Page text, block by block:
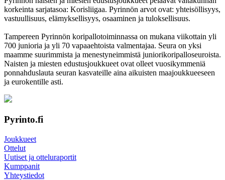
korkeinta sarjatasoa: Korisliigaa. Pyrinnön arvot ovat: yhteisöl­lisyys,
vastuul­lisuus, elämyk­sellisyys, osaaminen ja tulok­sellisuus.
Tampereen Pyrinnön kori­pallo­toimin­nassa on mukana viikottain yli
700 junioria ja yli 70 vapaa­ehtoista valmen­tajaa. Seura on yksi
maamme suurim­mista ja menes­tyneim­mistä juni­ori­kori­pallo­seuroista.
Naisten ja miesten edustus­joukkueet ovat olleet vuosi­kymmeniä
ponnahdus­lauta seuran kasvateille aina aikuisten maa­joukkueeseen
ja euro­kentille asti.
Pyrinto.fi
Joukkueet
Ottelut
Uutiset ja otteluraportit
Kumppanit
Yhteystiedot